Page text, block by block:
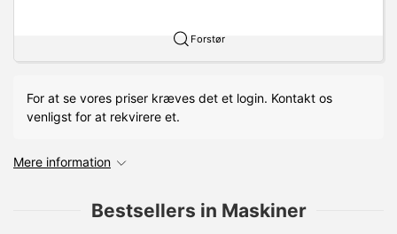
Forstør
For at se vores priser kræves det et login. Kontakt os
venligst for at rekvirere et.
Mere information
Bestsellers in Maskiner